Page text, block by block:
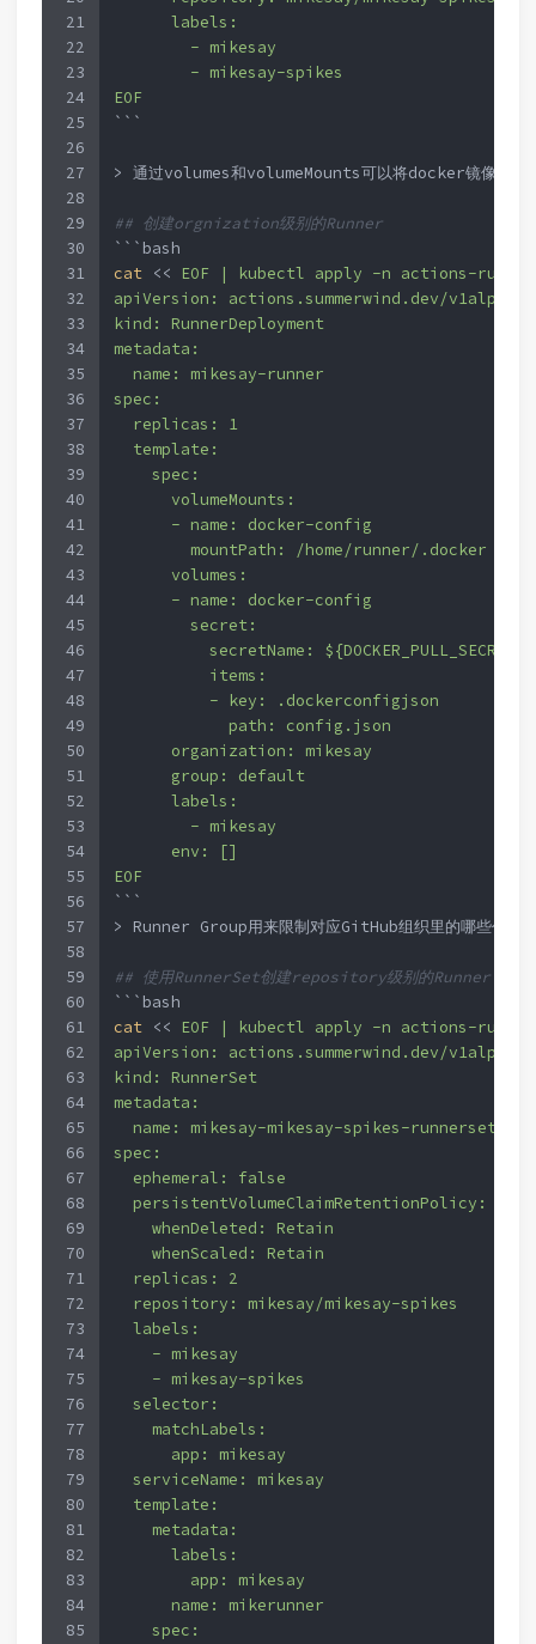
21
22
23
24
25
26
27
28
29
30
31
32
33
34
35
36
37
38
39
40
41
42
43
44
45
46
47
48
49
50
51
52
53
54
55
56
57
58
59
60
61
62
63
64
65
66
67
68
69
70
71
72
73
74
75
76
77
78
79
80
81
82
83
84
85
      labels:
        - mikesay
        - mikesay-spikes
EOF
```
> 通过volumes和volumeMounts可以将docker镜像拉取
## 创建orgnization级别的Runner
```bash
cat <<
EOF | kubectl apply -n actions-
apiVersion: actions.summerwind.dev/v1alpha1
kind: RunnerDeployment
metadata:
  name: mikesay-runner
spec:
  replicas: 1
  template:
    spec:
      volumeMounts:
      - name: docker-config
        mountPath: /home/runner/.docker
      volumes:
      - name: docker-config
        secret:
          secretName: ${DOCKER_PULL_SECRET}
          items:
          - key: .dockerconfigjson
            path: config.json
      organization: mikesay
      group: default
      labels:
        - mikesay
      env: []
EOF
```
> Runner Group用来限制对应GitHub组织里的哪些代码
## 使用RunnerSet创建repository级别的Runner
```bash
cat <<
EOF | kubectl apply -n actions-
apiVersion: actions.summerwind.dev/v1alpha1
kind: RunnerSet
metadata:
  name: mikesay-mikesay-spikes-runnerset
spec:
  ephemeral: false
  persistentVolumeClaimRetentionPolicy:
    whenDeleted: Retain
    whenScaled: Retain
  replicas: 2
  repository: mikesay/mikesay-spikes
  labels:
    - mikesay
    - mikesay-spikes
  selector:
    matchLabels:
      app: mikesay
  serviceName: mikesay
  template:
    metadata:
      labels:
        app: mikesay
      name: mikerunner
    spec: